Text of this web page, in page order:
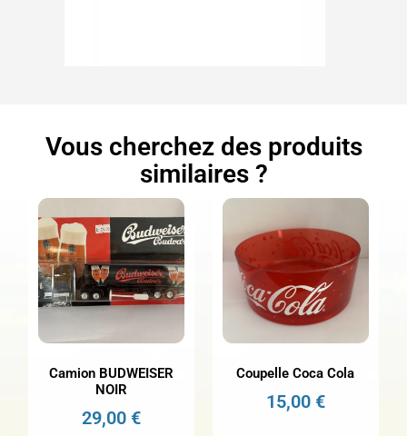
Vous cherchez des produits
similaires ?
Camion BUDWEISER
NOIR
29,00€
Coupelle Coca Cola
15,00 €